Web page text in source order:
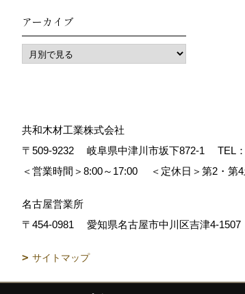
アーカイブ
共和木材工業株式会社
〒509-9232
岐阜県中津川市坂下872‐1 TEL：
＜営業時間＞8:00～17:00
＜定休日＞第2・第
名古屋営業所
〒454-0981
愛知県名古屋市中川区吉津4-1507
サイトマップ